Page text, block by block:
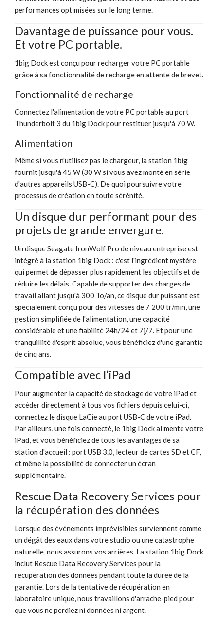
performances optimisées sur le long terme.
Davantage de puissance pour vous.
Et votre PC portable.
1big Dock est conçu pour recharger votre PC portable
grâce à sa fonctionnalité de recharge en attente de brevet.
Fonctionnalité de recharge
Connectez l'alimentation de votre PC portable au port
Thunderbolt 3 du 1big Dock pour restituer jusqu'à 70 W.
Alimentation
Même si vous n'utilisez pas le chargeur, la station 1big
fournit jusqu'à 45 W (30 W si vous avez monté en série
d'autres appareils USB-C). De quoi poursuivre votre
processus de création en toute sérénité.
Un disque dur performant pour des
projets de grande envergure.
Un disque Seagate IronWolf Pro de niveau entreprise est
intégré à la station 1big Dock : c'est l'ingrédient mystère
qui permet de dépasser plus rapidement les objectifs et de
réduire les délais. Capable de supporter des charges de
travail allant jusqu'à 300 To/an, ce disque dur puissant est
spécialement conçu pour des vitesses de 7 200 tr/min, une
gestion simplifiée de l'alimentation, une capacité
considérable et une fiabilité 24h/24 et 7j/7. Et pour une
tranquillité d'esprit absolue, vous bénéficiez d'une garantie
de cinq ans.
Compatible avec l’iPad
Pour augmenter la capacité de stockage de votre iPad et
accéder directement à tous vos fichiers depuis celui-ci,
connectez le disque LaCie au port USB-C de votre iPad.
Par ailleurs, une fois connecté, le 1big Dock alimente votre
iPad, et vous bénéficiez de tous les avantages de sa
station d'accueil : port USB 3.0, lecteur de cartes SD et CF,
et même la possibilité de connecter un écran
supplémentaire.
Rescue Data Recovery Services pour
la récupération des données
Lorsque des événements imprévisibles surviennent comme
un dégât des eaux dans votre studio ou une catastrophe
naturelle, nous assurons vos arrières. La station 1big Dock
inclut Rescue Data Recovery Services pour la
récupération des données pendant toute la durée de la
garantie. Lors de la tentative de récupération en
laboratoire unique, nous travaillons d'arrache-pied pour
que vous ne perdiez ni données ni argent.